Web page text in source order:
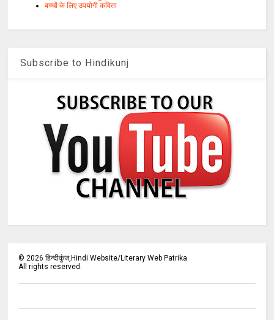
बच्चों के लिए उपयोगी कविता
Subscribe to Hindikunj
©2026 हिन्दीकुंज,Hindi Website/Literary Web Patrika
All rights reserved.